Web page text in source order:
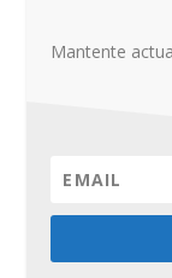
Mantente